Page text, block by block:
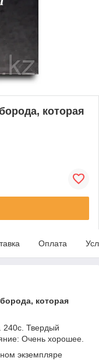
которая
Оплата
которая
240с. Твердый
Очень хорошее.
экземпляре